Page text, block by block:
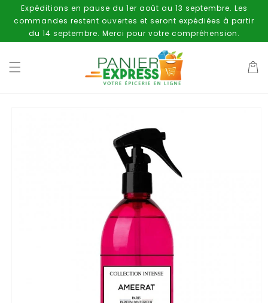
et
passer
au
contenu
Expéditions en pause du 1er août au 13 septembre. Les
commandes restent ouvertes et seront expédiées à partir
du 14 septembre. Merci pour votre compréhension.
Panier